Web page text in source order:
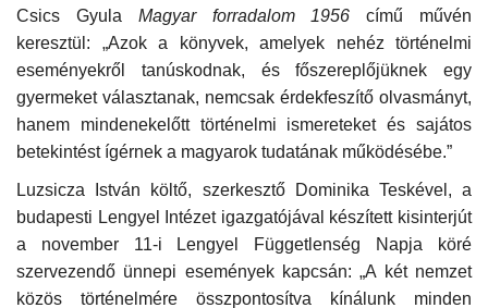
Csics Gyula Magyar forradalom 1956című művén
keresztül: „Azok a könyvek, amelyek nehéz történelmi
eseményekről tanúskodnak, és főszereplőjüknek egy
gyermeket választanak, nemcsak érdekfeszítő olvasmányt,
hanem mindenekelőtt történelmi ismereteket és sajátos
betekintést ígérnek a magyarok tudatának működésébe.”
Luzsicza István költő, szerkesztő Dominika Teskével, a
budapesti Lengyel Intézet igazgatójával készített kisinterjút
a november 11-i Lengyel Függetlenség Napja köré
szervezendő ünnepi események kapcsán: „A két nemzet
közös történelmére összpontosítva kínálunk minden